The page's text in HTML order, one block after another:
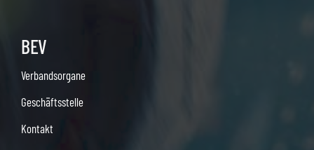
BEV
Verbandsorgane
Geschäftsstelle
Kontakt